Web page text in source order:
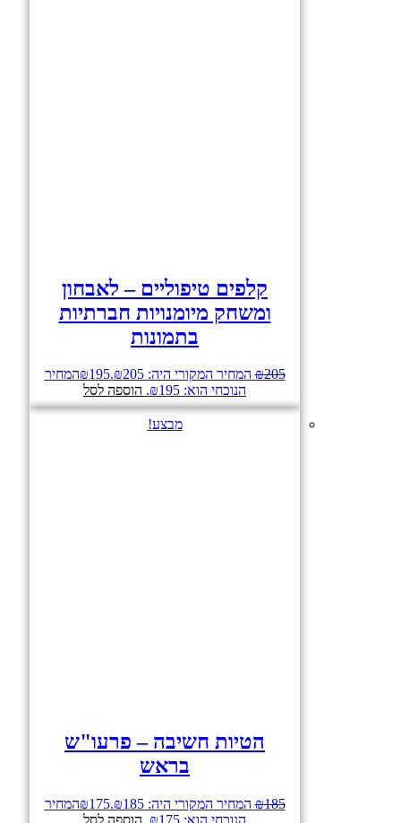
קלפים טיפוליים – לאבחון
ומשחק מיומנויות חברתיות
בתמונות
₪205 המחיר המקורי היה: ₪205. ₪195
המחיר
הנוכחי הוא: ₪195.
הוספה לסל
מבצע!
הטיות חשיבה – פרעו"ש
בראש
₪185 המחיר המקורי היה: ₪185. ₪175
המחיר